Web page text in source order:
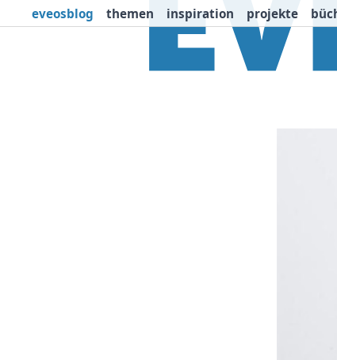
eveosblog themen inspiration projekte
Projekte